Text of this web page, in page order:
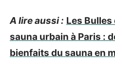
A lire aussi : Les Bulles
sauna urbain à Paris :
bienfaits du sauna en